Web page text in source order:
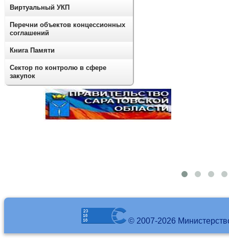
Виртуальный УКП
Перечни объектов концессионных
соглашений
Книга Памяти
Сектор по контролю в сфере
закупок
© 2007-2026